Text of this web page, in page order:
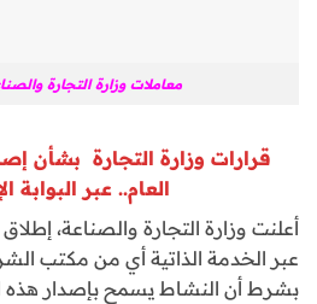
معاملات وزارة التجارة
قرارات وزارة التجارة بشأن
العام.. عبر البوابة
أعلنت وزارة التجارة والصناعة،
عبر الخدمة الذاتية أي من مكتب
بشرط أن النشاط يسمح بإصدار هذه